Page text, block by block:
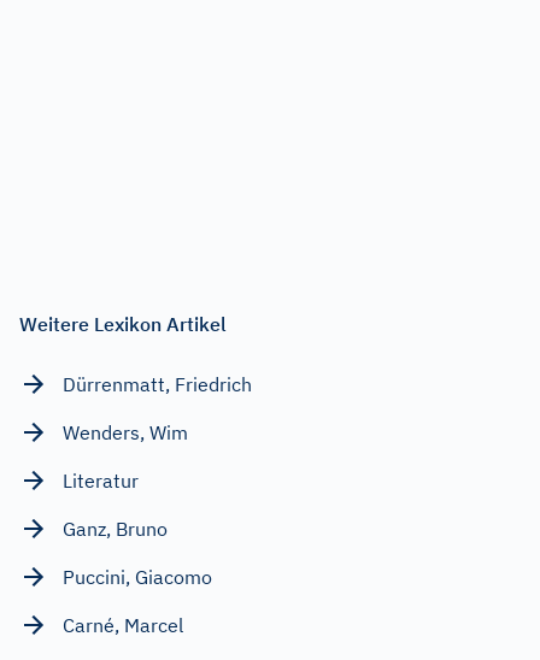
Weitere Lexikon Artikel
Dürrenmatt, Friedrich
Wenders, Wim
Literatur
Ganz, Bruno
Puccini, Giacomo
Carné, Marcel